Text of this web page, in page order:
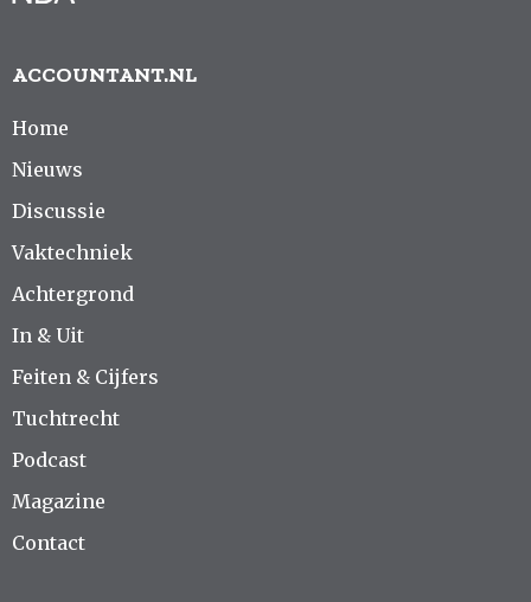
ACCOUNTANT.NL
Home
Nieuws
Discussie
Vaktechniek
Achtergrond
In & Uit
Feiten & Cijfers
Tuchtrecht
Podcast
Magazine
Contact